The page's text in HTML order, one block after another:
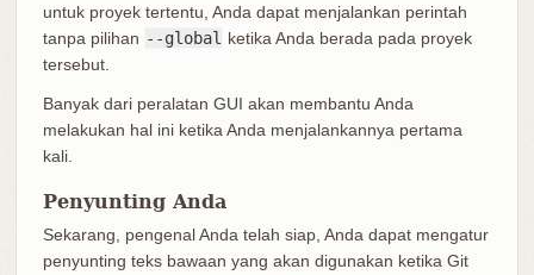
untuk proyek tertentu, Anda dapat menjalankan perintah
tanpa pilihan --global ketika Anda berada pada proyek
tersebut.
Banyak dari peralatan GUI akan membantu Anda
melakukan hal ini ketika Anda menjalankannya pertama
kali.
Penyunting Anda
Sekarang, pengenal Anda telah siap, Anda dapat mengatur
penyunting teks bawaan yang akan digunakan ketika Git